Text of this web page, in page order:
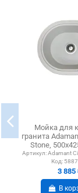
Мойка для
гранита
Stone,
Артикул:Adamant
Код:
3 885
В